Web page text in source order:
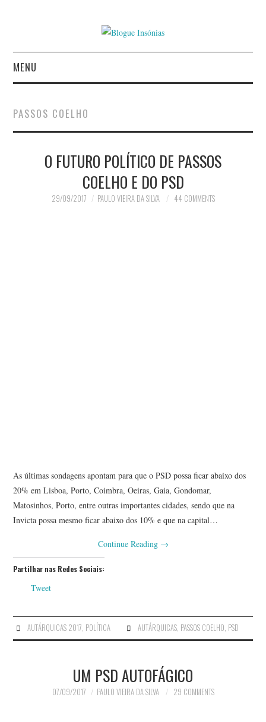
MENU
AUTORES
CONTACTO
PASSOS COELHO
O FUTURO POLÍTICO DE PASSOS
COELHO E DO PSD
29/09/2017 PAULO VIEIRA DA SILVA 44 COMMENTS
As últimas sondagens apontam para que o PSD possa ficar abaixo dos
20% em Lisboa, Porto, Coimbra, Oeiras, Gaia, Gondomar,
Matosinhos, Porto, entre outras importantes cidades, sendo que na
Invicta possa mesmo ficar abaixo dos 10% e que na capital…
Continue Reading →
Partilhar nas Redes Sociais:
Tweet
AUTÁRQUICAS 2017, POLÍTICA AUTÁRQUICAS, PASSOS COELHO, PSD
UM PSD AUTOFÁGICO
07/09/2017 PAULO VIEIRA DA SILVA 29 COMMENTS